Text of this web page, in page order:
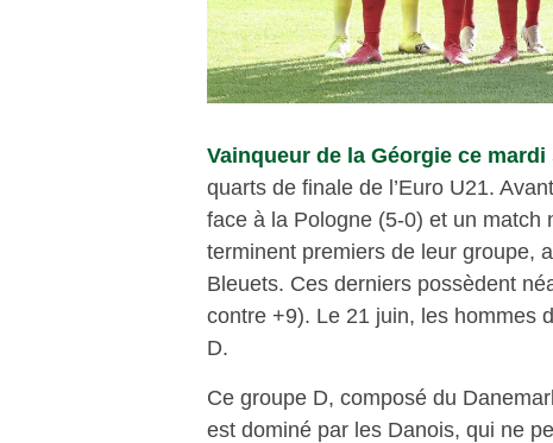
Vainqueur de la Géorgie ce mardi
quarts de finale de l’Euro U21.
face à la Pologne (5-0) et un match
terminent premiers de leur groupe,
Bleuets. Ces derniers possèdent
contre +9). Le 21 juin, les hommes
D.
Ce groupe D, composé du
est dominé par les Danois, qui ne